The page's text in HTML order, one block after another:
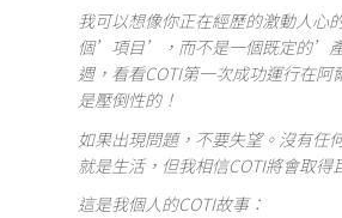
我可以想像你正在經歷的激動人心
個’項目’，而不是一個既定的
週，看看COTI第一次成功運行在阿
是壓倒性的！
如果出現問題，不要失望。沒有任
就是生活，但我相信COTI將會取得
這是我個人的COTI故事：